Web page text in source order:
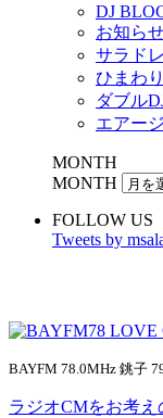
DJ
お知ら
サラドレ
ひまわ
ダブル
エアー
MONTH
MONTH
FOLLOW US
Tweets by
BAYFM 78.0MHz 銚子
ラジオCMをお考え